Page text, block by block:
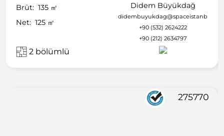
Brüt: 135 ㎡
Net: 125 ㎡
2 bölümlü
Didem Büyükdağ
+90 (532) 2624222
+90 (212) 2634797
275770